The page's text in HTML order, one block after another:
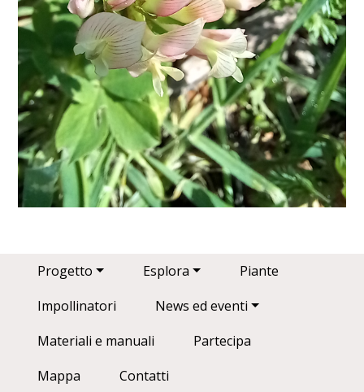
Main navigation
Progetto Esplora
Piante
Impollinatori
News ed eventi
Materiali e manuali
Partecipa
Mappa
Contatti